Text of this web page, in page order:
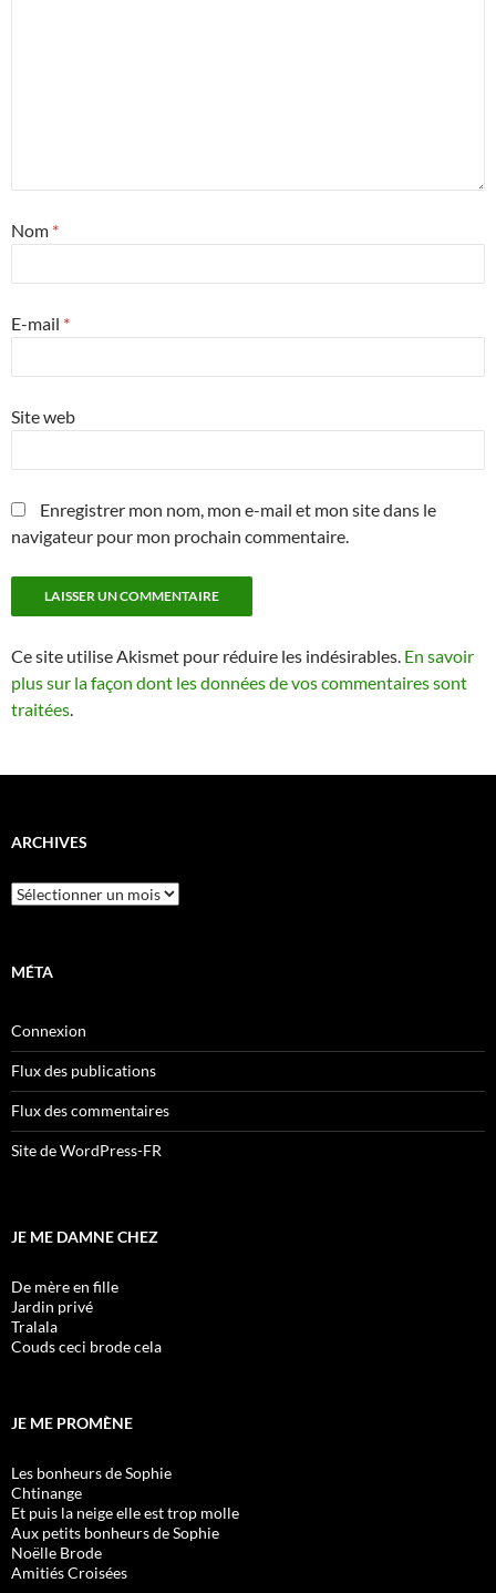
Nom *
E-mail *
Site web
Enregistrer mon nom, mon e-mail et mon site dans le
navigateur pour mon prochain commentaire.
Ce site utilise Akismet pour réduire les indésirables. En savoir
plus sur la façon dont les données de vos commentaires sont
traitées.
ARCHIVES
Archives
MÉTA
Connexion
Flux des publications
Flux des commentaires
Site de WordPress-FR
JE ME DAMNE CHEZ
De mère en fille
Jardin privé
Tralala
Couds ceci brode cela
JE ME PROMÈNE
Les bonheurs de Sophie
Chtinange
Et puis la neige elle est trop molle
Aux petits bonheurs de Sophie
Noëlle Brode
Amitiés Croisées